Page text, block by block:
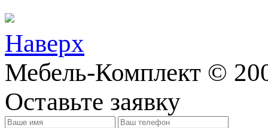
Наверх
Мебель-Комплект ©
Оставьте заявку